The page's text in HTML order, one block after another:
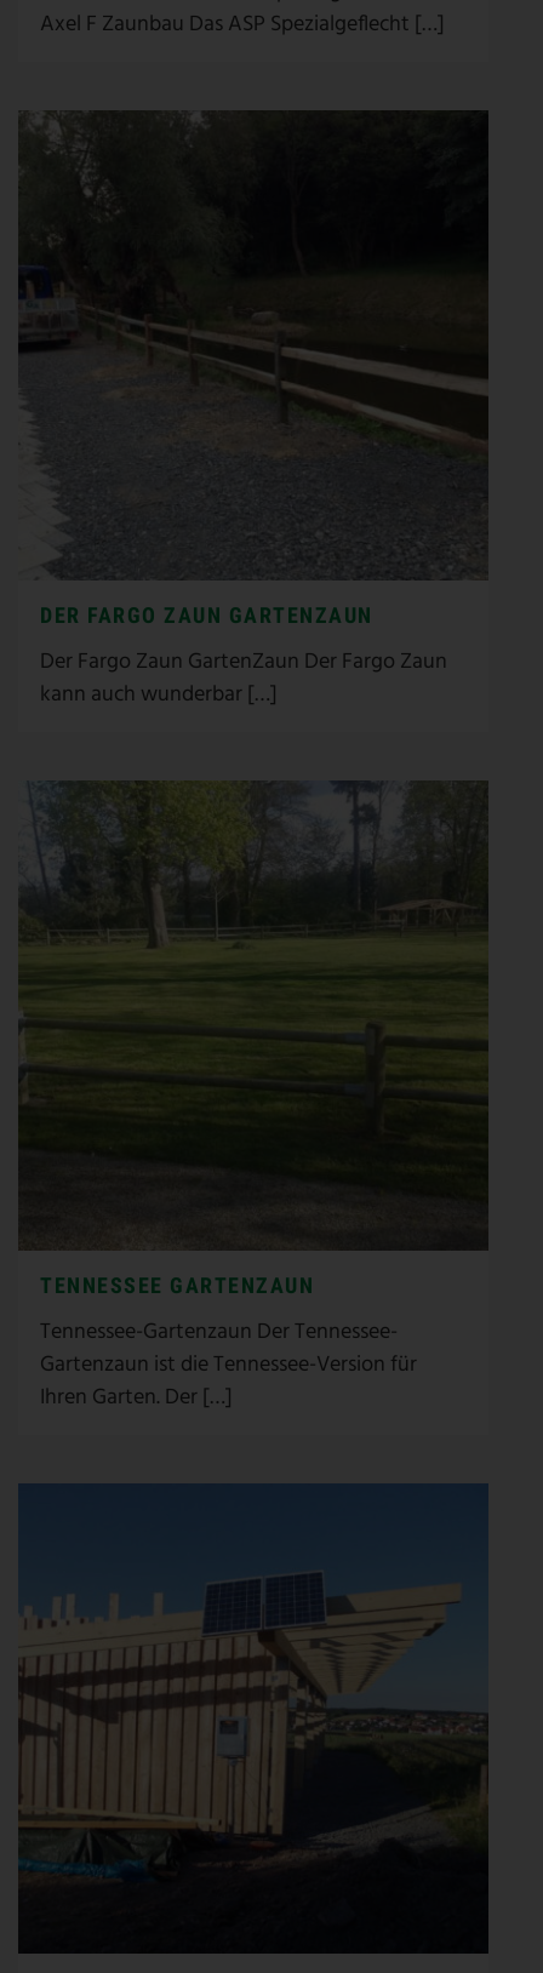
Axel F Zaunbau Das ASP Spezialgeflecht […]
DER FARGO ZAUN GARTENZAUN
Der Fargo Zaun GartenZaun Der Fargo Zaun
kann auch wunderbar […]
TENNESSEE GARTENZAUN
Tennessee-Gartenzaun Der Tennessee-
Gartenzaun ist die Tennessee-Version für
Ihren Garten. Der […]